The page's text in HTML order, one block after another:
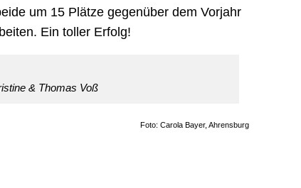
um 15 Plätze gegenüber dem Vorjahr
Ein toller Erfolg!
& Thomas Voß
Foto: Carola Bayer, Ahrensburg